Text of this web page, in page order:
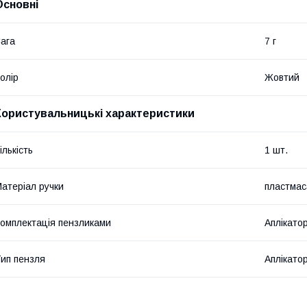
7 г
Жовтий
характеристики
1 шт.
ручки
пензликами Аплікатор
пензля Аплікатор